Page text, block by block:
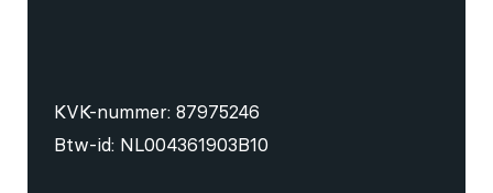
KVK-nummer: 87975246
Btw-id: NL004361903B10